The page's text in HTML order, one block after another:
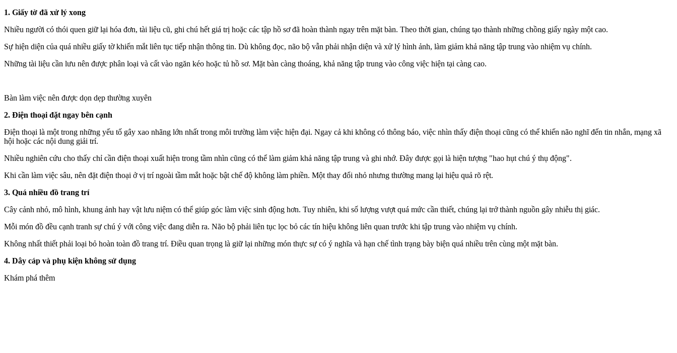
1. Giấy tờ đã xử lý xong
Nhiều người có thói quen giữ lại hóa đơn, tài liệu cũ, ghi chú hết giá trị hoặc các tập hồ sơ đã hoàn thành ngay trên mặt bàn. Theo thời gian, chúng tạo thành những chồng giấy ngày một cao.
Sự hiện diện của quá nhiều giấy tờ khiến mắt liên tục tiếp nhận thông tin. Dù không đọc, não bộ vẫn phải nhận diện và xử lý hình ảnh, làm giảm khả năng tập trung vào nhiệm vụ chính.
Những tài liệu cần lưu nên được phân loại và cất vào ngăn kéo hoặc tủ hồ sơ. Mặt bàn càng thoáng, khả năng tập trung vào công việc hiện tại càng cao.
Bàn làm việc nên được dọn dẹp thường xuyên
2. Điện thoại đặt ngay bên cạnh
Điện thoại là một trong những yếu tố gây xao nhãng lớn nhất trong môi trường làm việc hiện đại. Ngay cả khi không có thông báo, việc nhìn thấy điện thoại cũng có thể khiến não nghĩ đến tin nhắn, mạng xã
hội hoặc các nội dung giải trí.
Nhiều nghiên cứu cho thấy chỉ cần điện thoại xuất hiện trong tầm nhìn cũng có thể làm giảm khả năng tập trung và ghi nhớ. Đây được gọi là hiện tượng "hao hụt chú ý thụ động".
Khi cần làm việc sâu, nên đặt điện thoại ở vị trí ngoài tầm mắt hoặc bật chế độ không làm phiền. Một thay đổi nhỏ nhưng thường mang lại hiệu quả rõ rệt.
3. Quá nhiều đồ trang trí
Cây cảnh nhỏ, mô hình, khung ảnh hay vật lưu niệm có thể giúp góc làm việc sinh động hơn. Tuy nhiên, khi số lượng vượt quá mức cần thiết, chúng lại trở thành nguồn gây nhiễu thị giác.
Mỗi món đồ đều cạnh tranh sự chú ý với công việc đang diễn ra. Não bộ phải liên tục lọc bỏ các tín hiệu không liên quan trước khi tập trung vào nhiệm vụ chính.
Không nhất thiết phải loại bỏ hoàn toàn đồ trang trí. Điều quan trọng là giữ lại những món thực sự có ý nghĩa và hạn chế tình trạng bày biện quá nhiều trên cùng một mặt bàn.
4. Dây cáp và phụ kiện không sử dụng
Khám phá thêm